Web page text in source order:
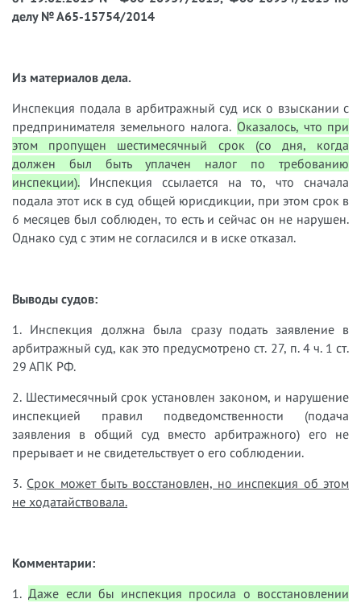
делу № А65-15754/2014
Из материалов дела.
Инспекция подала в арбитражный суд иск о взыскании с
предпринимателя земельного налога. Оказалось, что при
этом пропущен шестимесячный срок (со дня, когда
должен был быть уплачен налог по требованию
инспекции). Инспекция ссылается на то, что сначала
подала этот иск в суд общей юрисдикции, при этом срок в
6 месяцев был соблюден, то есть и сейчас он не нарушен.
Однако суд с этим не согласился и в иске отказал.
Выводы судов:
1. Инспекция должна была сразу подать заявление в
арбитражный суд, как это предусмотрено ст. 27, п. 4 ч. 1 ст.
29 АПК РФ.
2. Шестимесячный срок установлен законом, и нарушение
инспекцией правил подведомственности (подача
заявления в общий суд вместо арбитражного) его не
прерывает и не свидетельствует о его соблюдении.
3. Срок может быть восстановлен, но инспекция об этом
не ходатайствовала.
Комментарии:
1.Даже если бы инспекция просила о восстановлении